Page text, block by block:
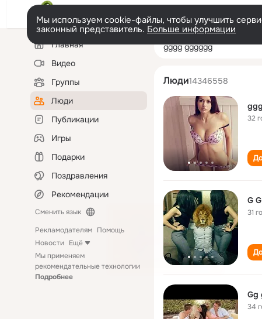
Мы используем cookie-файлы, чтобы улучшить
законный представитель. Больше информации
Левая
колонкаГлавная
Видео
Группы
Люди
Публикации
Игры
Подарки
Поздравления
Рекомендации
Сменить язык
Рекламодателям Помощь
Новости Ещё
Мы применяем
рекомендательные технологии
Подробнее
gggg gggggg
Люди14346558
32
G
31
34